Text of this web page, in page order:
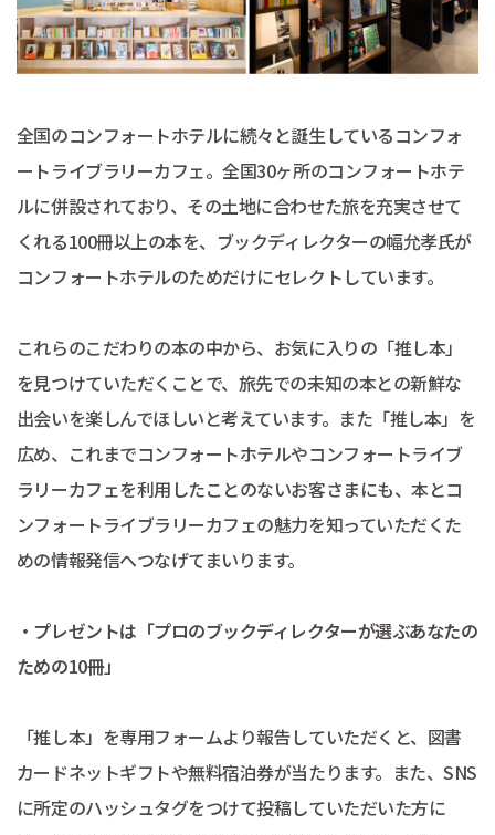
全国のコンフォートホテルに続々と誕生しているコンフォ
ートライブラリーカフェ。全国30ヶ所のコンフォートホテ
ルに併設されており、その土地に合わせた旅を充実させて
くれる100冊以上の本を、ブックディレクターの幅允孝氏が
コンフォートホテルのためだけにセレクトしています。
これらのこだわりの本の中から、お気に入りの「推し本」
を見つけていただくことで、旅先での未知の本との新鮮な
出会いを楽しんでほしいと考えています。また「推し本」を
広め、これまでコンフォートホテルやコンフォートライブ
ラリーカフェを利用したことのないお客さまにも、本とコ
ンフォートライブラリーカフェの魅力を知っていただくた
めの情報発信へつなげてまいります。
・プレゼントは「プロのブックディレクターが選ぶあなたの
ための10冊」
「推し本」を専用フォームより報告していただくと、図書
カードネットギフトや無料宿泊券が当たります。また、SNS
に所定のハッシュタグをつけて投稿していただいた方に